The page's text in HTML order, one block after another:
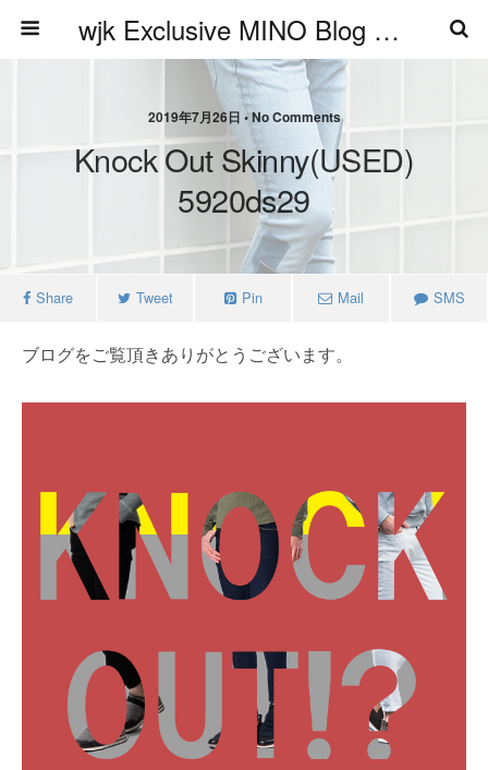
wjk Exclusive MINO Blog ブログ
2019年7月26日 • No Comments
Knock Out Skinny(USED)
5920ds29
Share Tweet Pin Mail SMS
ブログをご覧頂きありがとうございます。